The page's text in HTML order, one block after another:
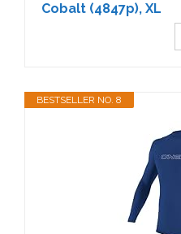
Cobalt (4847p), XL
BESTSELLER NO. 8